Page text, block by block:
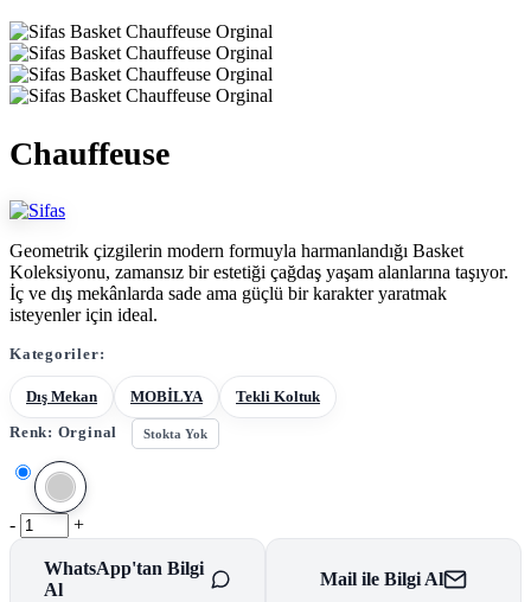
Chauffeuse
Geometrik çizgilerin modern formuyla harmanlandığı Basket
Koleksiyonu, zamansız bir estetiği çağdaş yaşam alanlarına taşıyor.
İç ve dış mekânlarda sade ama güçlü bir karakter yaratmak
isteyenler için ideal.
Kategoriler:
Dış Mekan MOBİLYA
Tekli Koltuk
Renk: Orginal Stokta Yok
- +
WhatsApp'tan Bilgi
Al
Mail ile Bilgi Al